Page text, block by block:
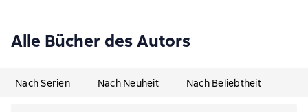
Alle Bücher des Autors
Nach Serien Nach Neuheit Nach Beliebtheit